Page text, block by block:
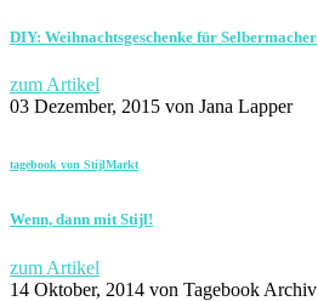
DIY: Weihnachtsgeschenke für Selbermacher
zum Artikel
03 Dezember, 2015 von Jana Lapper
tagebook von StijlMarkt
Wenn, dann mit Stijl!
zum Artikel
14 Oktober, 2014 von Tagebook Archiv